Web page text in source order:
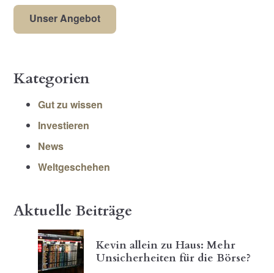
Unser Angebot
Kategorien
Gut zu wissen
Investieren
News
Weltgeschehen
Aktuelle Beiträge
Kevin allein zu Haus: Mehr
Unsicherheiten für die Börse?